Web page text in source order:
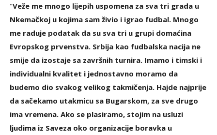
"Veže me mnogo lijepih uspomena za sva tri grada u
Nkemačkoj u kojima sam živio i igrao fudbal. Mnogo
me raduje podatak da su sva tri u grupi domaćina
Evropskog prvenstva. Srbija kao fudbalska nacija ne
smije da izostaje sa završnih turnira. Imamo i timski i
individualni kvalitet i jednostavno moramo da
budemo dio svakog velikog takmičenja. Hajde najprije
da sačekamo utakmicu sa Bugarskom, za sve drugo
ima vremena. Ako se plasiramo, stojim na usluzi
ljudima iz Saveza oko organizacije boravka u